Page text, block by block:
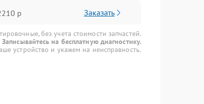
р Заказать
без учета стоимости запчастей.
Записывайтесь на бесплатную диагностику.
устройство и укажем на неисправность.